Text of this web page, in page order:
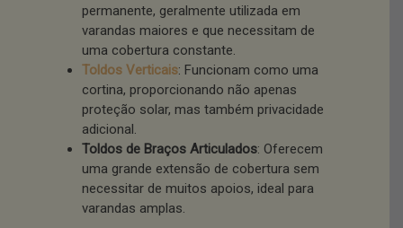
permanente, geralmente utilizada em
varandas maiores e que necessitam de
uma cobertura constante.
Toldos Verticais: Funcionam como uma
cortina, proporcionando não apenas
proteção solar, mas também privacidade
adicional.
Toldos de Braços Articulados: Oferecem
uma grande extensão de cobertura sem
necessitar de muitos apoios, ideal para
varandas amplas.